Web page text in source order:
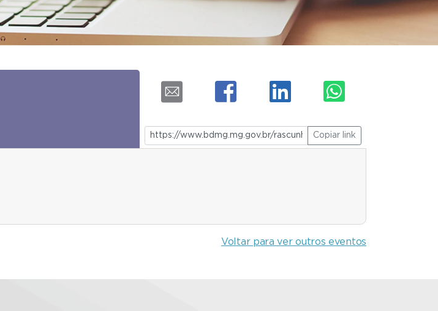
Copiar link
Voltar para ver outros eventos